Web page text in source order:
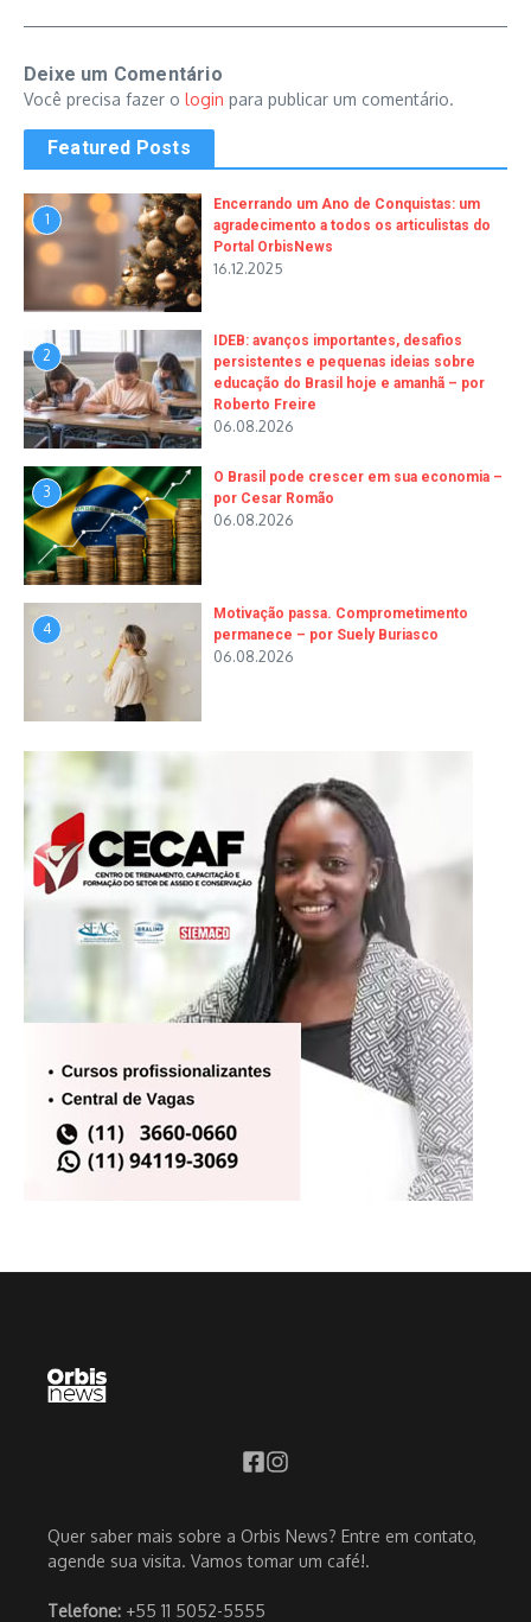
Deixe um Comentário
Você precisa fazer o login para publicar um comentário.
Featured Posts
1
Encerrando um Ano de Conquistas: um
agradecimento a todos os articulistas do
Portal OrbisNews
16.12.2025
2
IDEB: avanços importantes, desafios
persistentes e pequenas ideias sobre
educação do Brasil hoje e amanhã – por
Roberto Freire
06.08.2026
3
O Brasil pode crescer em sua economia –
por Cesar Romão
06.08.2026
4
Motivação passa. Comprometimento
permanece – por Suely Buriasco
06.08.2026
Quer saber mais sobre a Orbis News? Entre em contato,
agende sua visita. Vamos tomar um café!.
Telefone: +55 11 5052-5555